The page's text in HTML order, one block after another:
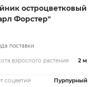
остроцветковый
Форстер"
поставки
взрослого растения 2 м
соцветий Пурпурный